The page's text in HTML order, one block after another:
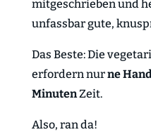
mitgeschrieben und
unfassbar gute,
Das Beste: Die
erfordern nurne
MinutenZeit.
Also, ran da!